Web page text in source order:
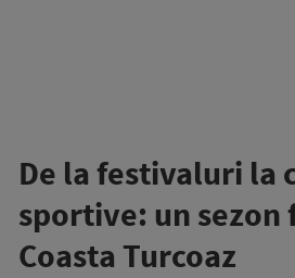
De la festivaluri la
sportive: un sezon
Coasta Turcoaz